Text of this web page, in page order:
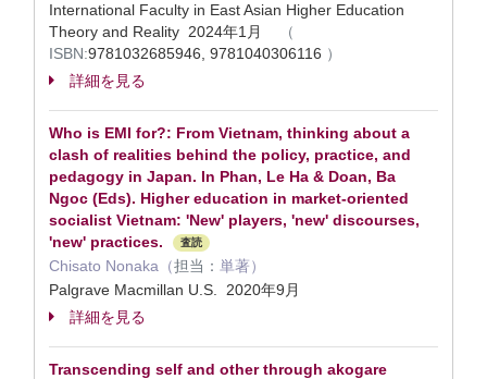
International Faculty in East Asian Higher Education
Theory and Reality 2024年1月
（
ISBN:9781032685946, 9781040306116 ）
詳細を見る
Who is EMI for?: From Vietnam, thinking about a
clash of realities behind the policy, practice, and
pedagogy in Japan. In Phan, Le Ha & Doan, Ba
Ngoc (Eds). Higher education in market-oriented
socialist Vietnam: 'New' players, 'new' discourses,
'new' practices.
査読
Chisato Nonaka（担当： 単著）
Palgrave Macmillan U.S. 2020年9月
詳細を見る
Transcending self and other through akogare